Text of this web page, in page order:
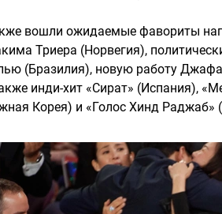
вошли ожидаемые фавориты
Триера (Норвегия),
(Бразилия), новую работу
инди-хит «Сират» (Испания),
Корея) и «Голос Хинд Раджаб»